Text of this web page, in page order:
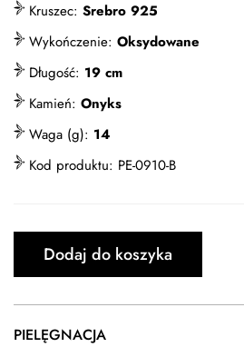
Kruszec: Srebro 925
Wykończenie: Oksydowane
Długość: 19 cm
Kamień: Onyks
Waga (g): 14
Kod produktu: PE-0910-B
Dodaj do koszyka
PIELĘGNACJA